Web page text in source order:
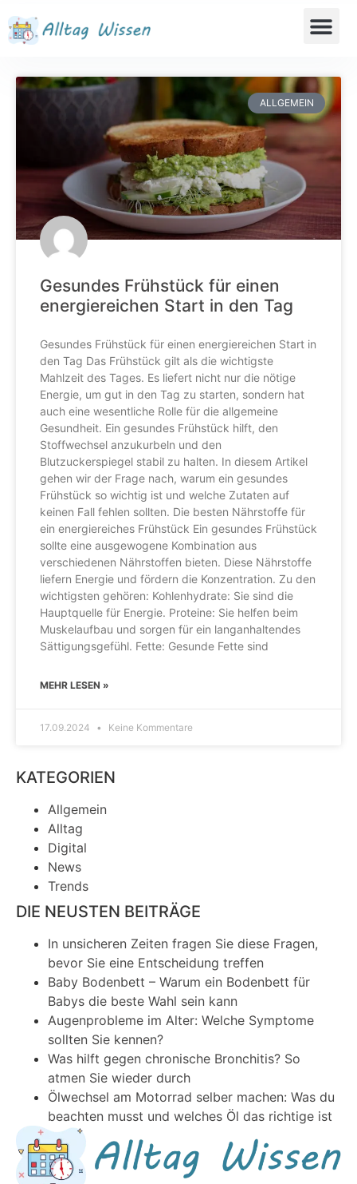
ALLGEMEIN
Gesundes Frühstück für einen
energiereichen Start in den Tag
Gesundes Frühstück für einen energiereichen Start in
den Tag Das Frühstück gilt als die wichtigste
Mahlzeit des Tages. Es liefert nicht nur die nötige
Energie, um gut in den Tag zu starten, sondern hat
auch eine wesentliche Rolle für die allgemeine
Gesundheit. Ein gesundes Frühstück hilft, den
Stoffwechsel anzukurbeln und den
Blutzuckerspiegel stabil zu halten. In diesem Artikel
gehen wir der Frage nach, warum ein gesundes
Frühstück so wichtig ist und welche Zutaten auf
keinen Fall fehlen sollten. Die besten Nährstoffe für
ein energiereiches Frühstück Ein gesundes Frühstück
sollte eine ausgewogene Kombination aus
verschiedenen Nährstoffen bieten. Diese Nährstoffe
liefern Energie und fördern die Konzentration. Zu den
wichtigsten gehören: Kohlenhydrate: Sie sind die
Hauptquelle für Energie. Proteine: Sie helfen beim
Muskelaufbau und sorgen für ein langanhaltendes
Sättigungsgefühl. Fette: Gesunde Fette sind
MEHR LESEN »
17.09.2024 Keine Kommentare
KATEGORIEN
Allgemein
Alltag
Digital
News
Trends
DIE NEUSTEN BEITRÄGE
In unsicheren Zeiten fragen Sie diese Fragen,
bevor Sie eine Entscheidung treffen
Baby Bodenbett – Warum ein Bodenbett für
Babys die beste Wahl sein kann
Augenprobleme im Alter: Welche Symptome
sollten Sie kennen?
Was hilft gegen chronische Bronchitis? So
atmen Sie wieder durch
Ölwechsel am Motorrad selber machen: Was du
beachten musst und welches Öl das richtige ist